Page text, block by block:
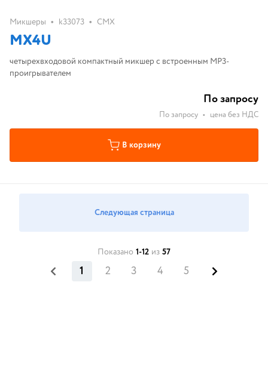
Микшеры • k33073 • CMX
MX4U
четырехвходовой компактный микшер с встроенным МР3-
проигрывателем
По запросу
По запросу • цена без НДС
В корзину
Следующая страница
Показано 1-12 из 57
1 2 3 4 5